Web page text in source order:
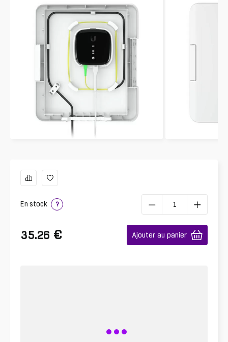
En stock ?
35.26 € Ajouter au panier